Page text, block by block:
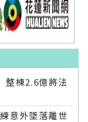
棟2.6億將法
意外墜落離世